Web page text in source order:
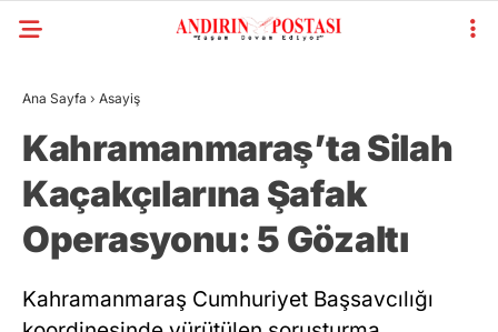
Ana Sayfa › Asayiş
Kahramanmaraş’ta Silah
Kaçakçılarına Şafak
Operasyonu: 5 Gözaltı
Kahramanmaraş Cumhuriyet Başsavcılığı